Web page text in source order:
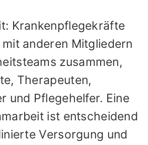
Krankenpflegekräfte
anderen Mitgliedern
zusammen,
Therapeuten,
und Pflegehelfer. Eine
ist entscheidend
Versorgung und